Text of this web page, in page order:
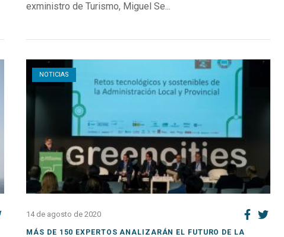
exministro de Turismo, Miguel Se...
NOTICIAS
Open post
14 de agosto de 2020
MÁS DE 150 EXPERTOS ANALIZARÁN EL FUTURO DE LA